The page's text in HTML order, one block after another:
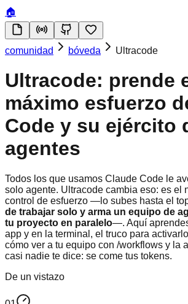
🏠
comunidad bóveda Ultracode
Ultracode: prende
máximo esfuerzo
Code y su ejército
agentes
Todos los que usamos Claude Code le
solo agente. Ultracode cambia eso: es el
control de esfuerzo —lo subes hasta el
de trabajar solo y arma un equipo de
tu proyecto en paralelo—. Aquí
app y en la terminal, el truco para
cómo ver a tu equipo con /workflows y la
casi nadie te dice: se come tus tokens.
De un vistazo